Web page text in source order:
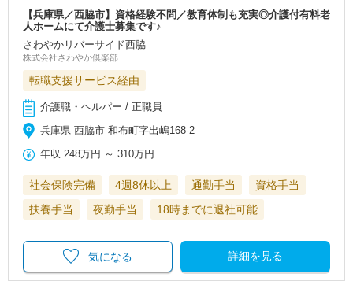
【兵庫県／西脇市】資格経験不問／教育体制も充実◎介護付有料老
人ホームにて介護士募集です♪
さわやかリバーサイド西脇
株式会社さわやか倶楽部
転職支援サービス経由
介護職・ヘルパー / 正職員
兵庫県 西脇市 和布町字出嶋168-2
年収 248万円 ～310万円
社会保険完備 4週8休以上 通勤手当
資格手当
扶養手当
夜勤手当 18時までに退社可能
詳細を見る
気になる